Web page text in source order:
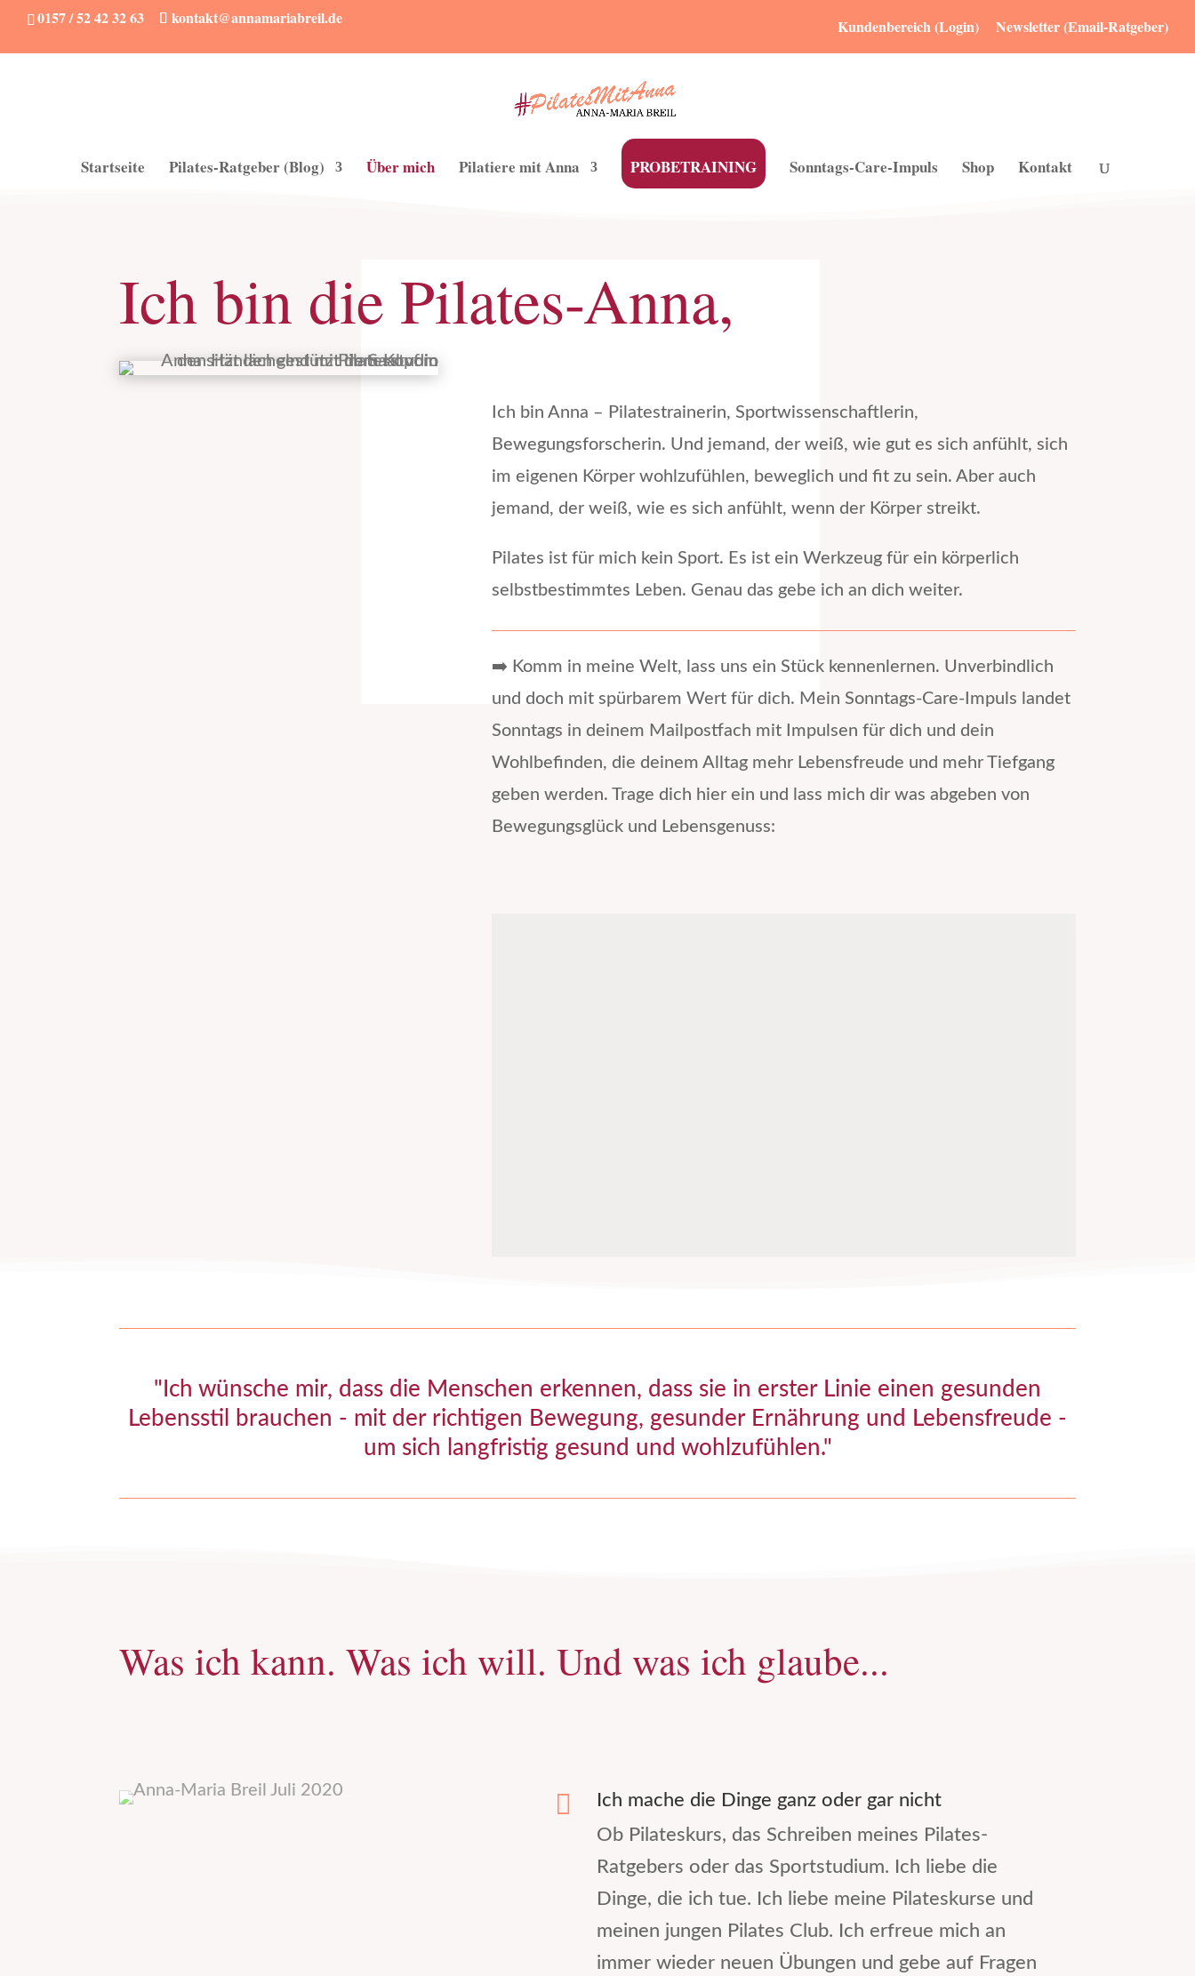
0157 / 52 42 32 63 kontakt@annamariabreil.de Kundenbereich (Login) Newsletter (Email-Ratgeber)
Startseite Pilates-Ratgeber (Blog) Über mich Pilatiere mit Anna PROBETRAINING Sonntags-Care-Impuls Shop Kontakt
Ich bin die Pilates-Anna,
Ich bin Anna – Pilatestrainerin, Sportwissenschaftlerin,
Bewegungsforscherin. Und jemand, der weiß, wie gut es sich anfühlt, sich
im eigenen Körper wohlzufühlen, beweglich und fit zu sein. Aber auch
jemand, der weiß, wie es sich anfühlt, wenn der Körper streikt.
Pilates ist für mich kein Sport. Es ist ein Werkzeug für ein körperlich
selbstbestimmtes Leben. Genau das gebe ich an dich weiter.
➡️ Komm in meine Welt, lass uns ein Stück kennenlernen. Unverbindlich
und doch mit spürbarem Wert für dich. Mein Sonntags-Care-Impuls landet
Sonntags in deinem Mailpostfach mit Impulsen für dich und dein
Wohlbefinden, die deinem Alltag mehr Lebensfreude und mehr Tiefgang
geben werden. Trage dich hier ein und lass mich dir was abgeben von
Bewegungsglück und Lebensgenuss:
"Ich wünsche mir, dass die Menschen erkennen, dass sie in erster Linie einen gesunden
Lebensstil brauchen - mit der richtigen Bewegung, gesunder Ernährung und Lebensfreude -
um sich langfristig gesund und wohlzufühlen."
Was ich kann. Was ich will. Und was ich glaube...

Ich mache die Dinge ganz oder gar nicht
Ob Pilateskurs, das Schreiben meines Pilates-
Ratgebers oder das Sportstudium. Ich liebe die
Dinge, die ich tue. Ich liebe meine Pilateskurse und
meinen jungen Pilates Club. Ich erfreue mich an
immer wieder neuen Übungen und gebe auf Fragen